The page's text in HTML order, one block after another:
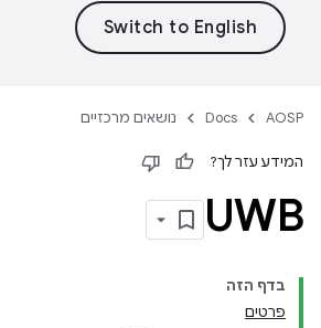
AOSP
Docs נושאים מרכזיים
המידע עזר לך?
UWB
בדף הזה
פרטים